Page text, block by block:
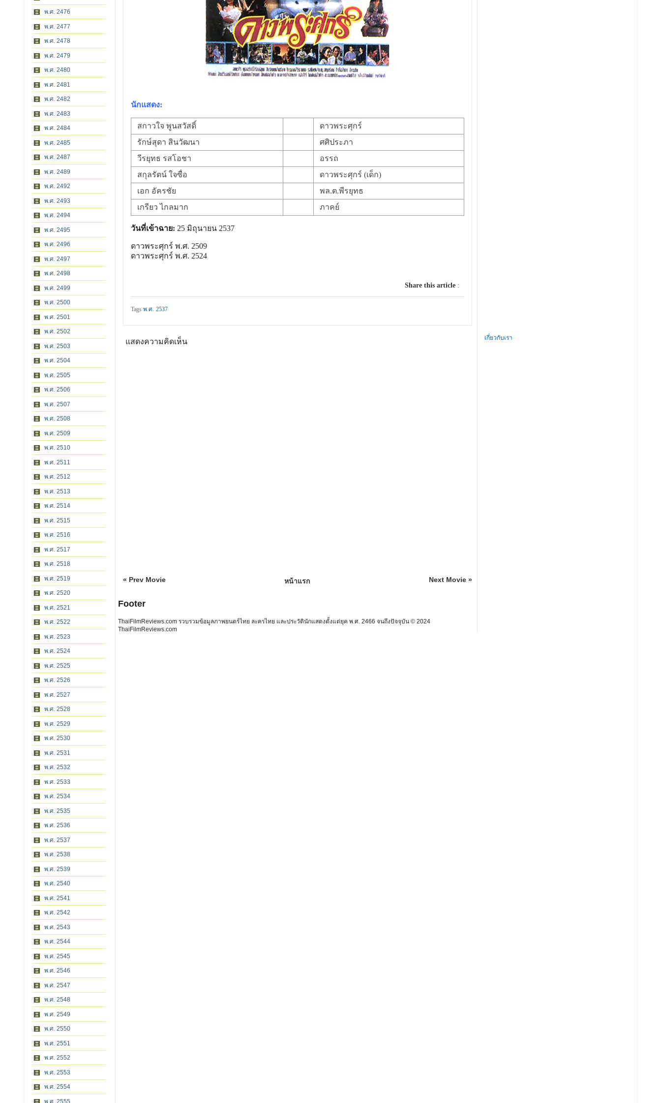
พ.ศ. 2476
พ.ศ. 2477
พ.ศ. 2478
พ.ศ. 2479
พ.ศ. 2480
พ.ศ. 2481
พ.ศ. 2482
พ.ศ. 2483
พ.ศ. 2484
พ.ศ. 2485
พ.ศ. 2487
พ.ศ. 2489
พ.ศ. 2492
พ.ศ. 2493
พ.ศ. 2494
พ.ศ. 2495
พ.ศ. 2496
พ.ศ. 2497
พ.ศ. 2498
พ.ศ. 2499
พ.ศ. 2500
พ.ศ. 2501
พ.ศ. 2502
พ.ศ. 2503
พ.ศ. 2504
พ.ศ. 2505
พ.ศ. 2506
พ.ศ. 2507
พ.ศ. 2508
พ.ศ. 2509
พ.ศ. 2510
พ.ศ. 2511
พ.ศ. 2512
พ.ศ. 2513
พ.ศ. 2514
พ.ศ. 2515
พ.ศ. 2516
พ.ศ. 2517
พ.ศ. 2518
พ.ศ. 2519
พ.ศ. 2520
พ.ศ. 2521
พ.ศ. 2522
พ.ศ. 2523
พ.ศ. 2524
พ.ศ. 2525
พ.ศ. 2526
พ.ศ. 2527
พ.ศ. 2528
พ.ศ. 2529
พ.ศ. 2530
พ.ศ. 2531
พ.ศ. 2532
พ.ศ. 2533
พ.ศ. 2534
พ.ศ. 2535
พ.ศ. 2536
พ.ศ. 2537
พ.ศ. 2538
พ.ศ. 2539
พ.ศ. 2540
พ.ศ. 2541
พ.ศ. 2542
พ.ศ. 2543
พ.ศ. 2544
พ.ศ. 2545
พ.ศ. 2546
พ.ศ. 2547
พ.ศ. 2548
พ.ศ. 2549
พ.ศ. 2550
พ.ศ. 2551
พ.ศ. 2552
พ.ศ. 2553
พ.ศ. 2554
พ.ศ. 2555
นักแสดง:
สกาวใจ พูนสวัสดิ์
ดาวพระศุกร์
รักษ์สุดา สินวัฒนา
ศศิประภา
วีรยุทธ รสโอชา
อรรถ
สกุลรัตน์ ใจซื่อ
ดาวพระศุกร์ (เด็ก)
เอก อัครชัย
พล.ต.พีรยุทธ
เกรียว ไกลมาก
ภาคย์
วันที่เข้าฉาย: 25 มิถุนายน 2537
ดาวพระศุกร์ พ.ศ. 2509
ดาวพระศุกร์ พ.ศ. 2524
Share this article:
Tagsพ.ศ. 2537
แสดงความคิดเห็น
« Prev Movie Next Movie »
หน้าแรก
Footer
ThaiFilmReviews.com รวบรวมข้อมูลภาพยนตร์ไทย ละครไทย และประวัตินักแสดงตั้งแต่ยุค พ.ศ. 2466 จนถึงปัจจุบัน © 2024
ThaiFilmReviews.com
เกี่ยวกับเรา